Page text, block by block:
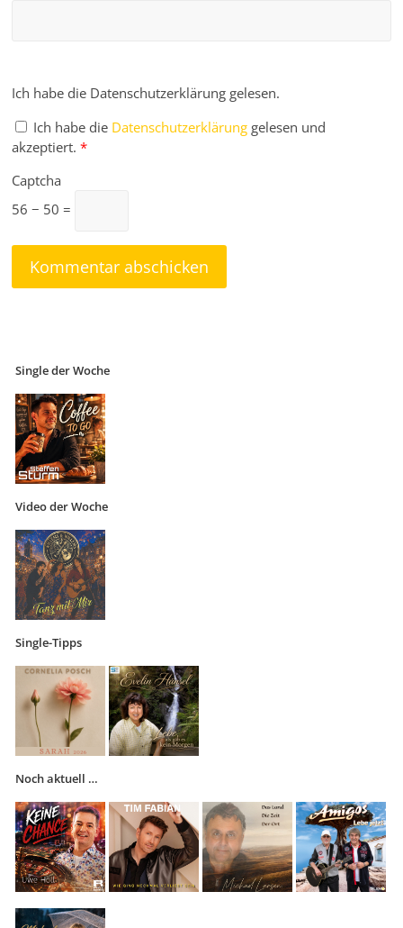
Ich habe die Datenschutzerklärung gelesen.
Ich habe die Datenschutzerklärung gelesen und
akzeptiert. *
Captcha
56 − 50 =
Single der Woche
Video der Woche
Single-Tipps
Noch aktuell …